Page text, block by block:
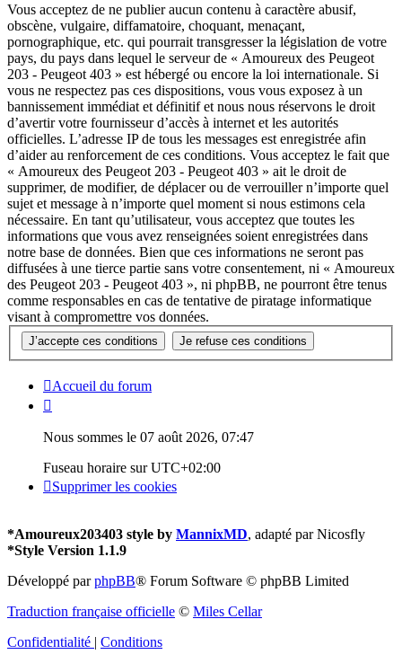
Vous acceptez de ne publier aucun contenu à caractère abusif,
obscène, vulgaire, diffamatoire, choquant, menaçant,
pornographique, etc. qui pourrait transgresser la législation de votre
pays, du pays dans lequel le serveur de « Amoureux des Peugeot
203 - Peugeot 403 » est hébergé ou encore la loi internationale. Si
vous ne respectez pas ces dispositions, vous vous exposez à un
bannissement immédiat et définitif et nous nous réservons le droit
d’avertir votre fournisseur d’accès à internet et les autorités
officielles. L’adresse IP de tous les messages est enregistrée afin
d’aider au renforcement de ces conditions. Vous acceptez le fait que
« Amoureux des Peugeot 203 - Peugeot 403 » ait le droit de
supprimer, de modifier, de déplacer ou de verrouiller n’importe quel
sujet et message à n’importe quel moment si nous estimons cela
nécessaire. En tant qu’utilisateur, vous acceptez que toutes les
informations que vous avez renseignées soient enregistrées dans
notre base de données. Bien que ces informations ne seront pas
diffusées à une tierce partie sans votre consentement, ni « Amoureux
des Peugeot 203 - Peugeot 403 », ni phpBB, ne pourront être tenus
comme responsables en cas de tentative de piratage informatique
visant à compromettre vos données.
Accueil du forum
Nous sommes le 07 août 2026, 07:47
Fuseau horaire surUTC+02:00
Supprimer les cookies
*Amoureux203403 style by MannixMD, adapté par Nicosfly
*Style Version 1.1.9
Développé parphpBB® Forum Software © phpBB Limited
Traduction française officielle © Miles Cellar
Confidentialité | Conditions